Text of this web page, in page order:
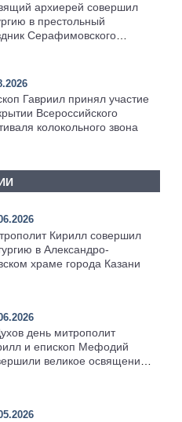
архиерей совершил
в престольный
Серафимовского
Гавриил принял участие
Всероссийского
колокольного звона
Кирилл совершил
в Александро-
храме города Казани
день митрополит
и епископ Мефодий
великое освящение